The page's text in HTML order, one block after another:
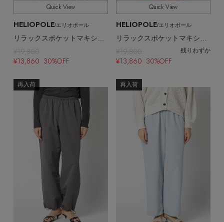
Quick View
HELIOPOLE/エリオポール
¥19,800
¥13,860 30%OFF
Quick View
HELIOPOLE/エリオポール
¥19,800 残りわずか
¥13,860 30%OFF
再入荷 再入荷